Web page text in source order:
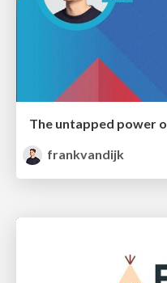
The untapped power
frankvandijk